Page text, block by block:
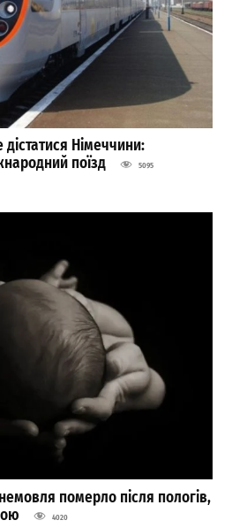
Німеччини:
поїзд
5095
померло після пологів,
4020